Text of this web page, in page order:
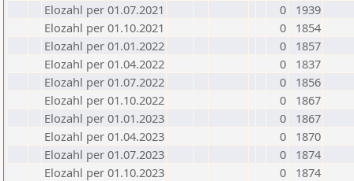
Elozahl per 01.07.2021
0
1939
Elozahl per 01.10.2021
0
1854
Elozahl per 01.01.2022
0
1857
Elozahl per 01.04.2022
0
1837
Elozahl per 01.07.2022
0
1856
Elozahl per 01.10.2022
0
1867
Elozahl per 01.01.2023
0
1867
Elozahl per 01.04.2023
0
1870
Elozahl per 01.07.2023
0
1874
Elozahl per 01.10.2023
0
1874